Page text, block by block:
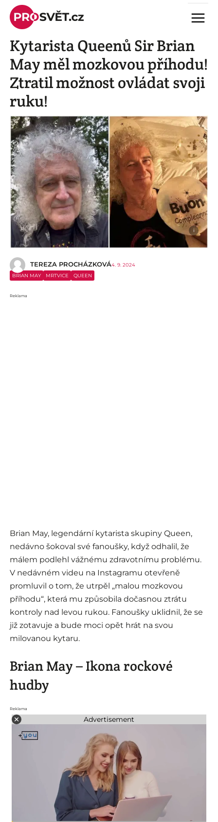
Skip
content
Menu
Kytarista Queenů Sir Brian
May měl mozkovou příhodu!
Ztratil možnost ovládat svoji
ruku!
i
TEREZA PROCHÁZKOVÁ4. 9. 2024
BRIAN MAY
MRTVICE QUEEN
Reklama
Brian May, legendární kytarista skupiny Queen,
nedávno šokoval své fanoušky, když odhalil, že
málem podlehl vážnému zdravotnímu problému.
V nedávném videu na Instagramu otevřeně
promluvil o tom, že utrpěl „malou mozkovou
příhodu“, která mu způsobila dočasnou ztrátu
kontroly nad levou rukou. Fanoušky uklidnil, že se
již zotavuje a bude moci opět hrát na svou
milovanou kytaru.
Brian May – Ikona rockové
hudby
Reklama
Advertisement